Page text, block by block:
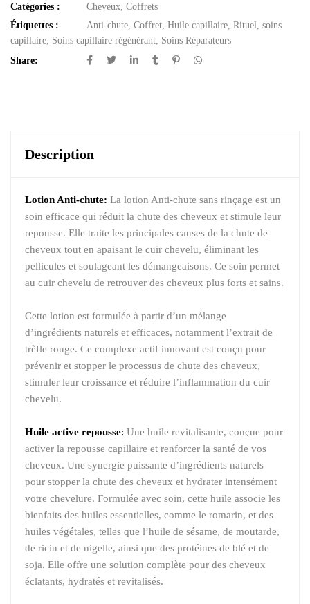
Catégories :
Cheveux Coffrets
Étiquettes :
Anti-chute Coffret Huile capillaire Rituel soins
capillaire Soins capillaire régénérant Soins Réparateurs
Share:
Description
Lotion Anti-chute: La lotion Anti-chute sans rinçage est un
soin efficace qui réduit la chute des cheveux et stimule leur
repousse. Elle traite les principales causes de la chute de
cheveux tout en apaisant le cuir chevelu, éliminant les
pellicules et soulageant les démangeaisons. Ce soin permet
au cuir chevelu de retrouver des cheveux plus forts et sains.
Cette lotion est formulée à partir d’un mélange
d’ingrédients naturels et efficaces, notamment l’extrait de
trèfle rouge. Ce complexe actif innovant est conçu pour
prévenir et stopper le processus de chute des cheveux,
stimuler leur croissance et réduire l’inflammation du cuir
chevelu.
Huile active repousse: Une huile revitalisante, conçue pour
activer la repousse capillaire et renforcer la santé de vos
cheveux. Une synergie puissante d’ingrédients naturels
pour stopper la chute des cheveux et hydrater intensément
votre chevelure. Formulée avec soin, cette huile associe les
bienfaits des huiles essentielles, comme le romarin, et des
huiles végétales, telles que l’huile de sésame, de moutarde,
de ricin et de nigelle, ainsi que des protéines de blé et de
soja. Elle offre une solution complète pour des cheveux
éclatants, hydratés et revitalisés.